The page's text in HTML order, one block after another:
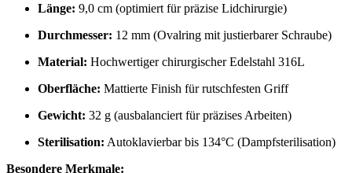
Länge: 9,0 cm (optimiert für präzise Lidchirurgie)
Durchmesser: 12 mm (Ovalring mit justierbarer Schraube)
Material: Hochwertiger chirurgischer Edelstahl 316L
Oberfläche: Mattierte Finish für rutschfesten Griff
Gewicht: 32 g (ausbalanciert für präzises Arbeiten)
Sterilisation: Autoklavierbar bis 134°C (Dampfsterilisation)
Besondere Merkmale: